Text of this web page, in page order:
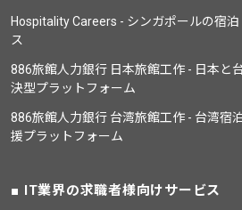
Hospitality Careers - シンガポールの宿
ス
886旅館人力銀行 日本旅館工作 - 日本と
決型プラットフォーム
886旅館人力銀行 台湾旅館工作 - 台湾宿
援プラットフォーム
IT業界の求職者様向けサービス